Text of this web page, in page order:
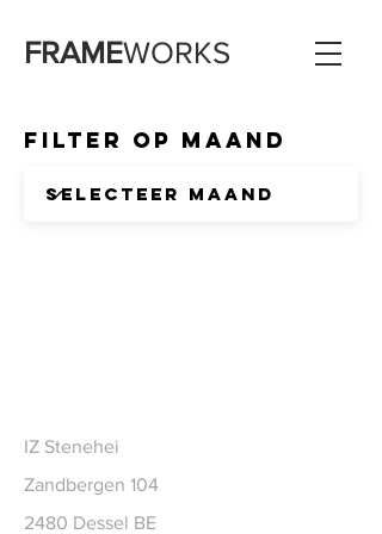
FRAMEWORKS
Filter op Maand
IZ Stenehei
Zandbergen 104
2480 Dessel BE